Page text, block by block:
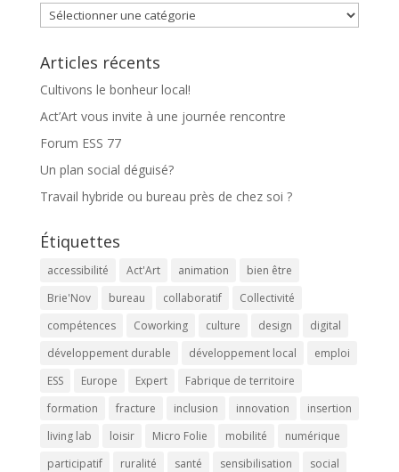
Catégories
Articles récents
Cultivons le bonheur local!
Act’Art vous invite à une journée rencontre
Forum ESS 77
Un plan social déguisé?
Travail hybride ou bureau près de chez soi ?
Étiquettes
accessibilité Act'Art animation
bien être
Brie'Nov
bureau collaboratif
Collectivité
compétences
Coworking culture design
digital
développement durable
développement local
emploi
ESS
Europe Expert
Fabrique de territoire
formation
fracture inclusion innovation
insertion
living lab
loisir Micro Folie mobilité
numérique
participatif
ruralité santé sensibilisation
social